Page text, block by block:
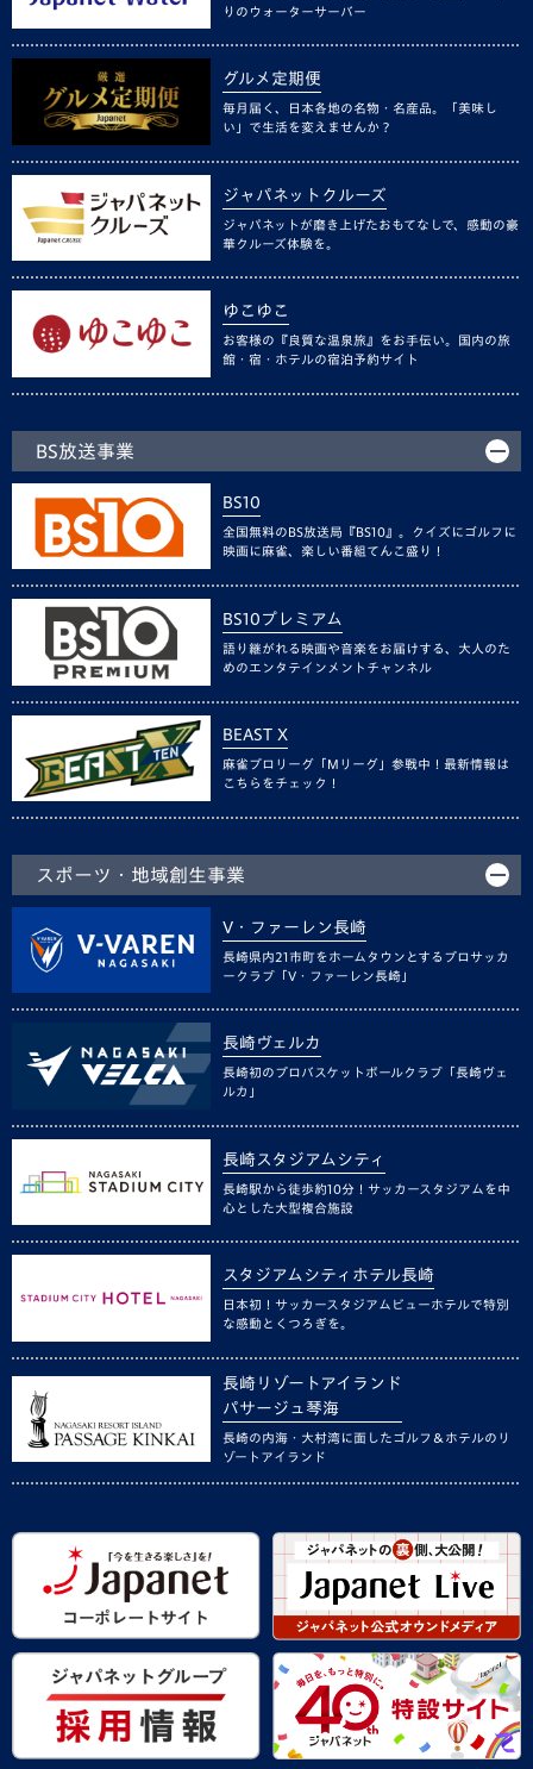
りのウォーターサーバー
グルメ定期便
毎月届く、日本各地の名物・名産品。「美味し
い」で生活を変えませんか？
ジャパネットクルーズ
ジャパネットが磨き上げたおもてなしで、感動の豪
華クルーズ体験を。
ゆこゆこ
お客様の『良質な温泉旅』をお手伝い。国内の旅
館・宿・ホテルの宿泊予約サイト
BS放送事業
BS10
全国無料のBS放送局『BS10』。クイズにゴルフに
映画に麻雀、楽しい番組てんこ盛り！
BS10プレミアム
語り継がれる映画や音楽をお届けする、大人のた
めのエンタテインメントチャンネル
BEAST X
麻雀プロリーグ「Mリーグ」参戦中！最新情報は
こちらをチェック！
スポーツ・地域創生事業
V・ファーレン長崎
長崎県内21市町をホームタウンとするプロサッカ
ークラブ「V・ファーレン長崎」
長崎ヴェルカ
長崎初のプロバスケットボールクラブ「長崎ヴェ
ルカ」
長崎スタジアムシティ
長崎駅から徒歩約10分！サッカースタジアムを中
心とした大型複合施設
スタジアムシティホテル長崎
日本初！サッカースタジアムビューホテルで特別
な感動とくつろぎを。
長崎リゾートアイランド
パサージュ琴海
長崎の内海・大村湾に面したゴルフ＆ホテルのリ
ゾートアイランド